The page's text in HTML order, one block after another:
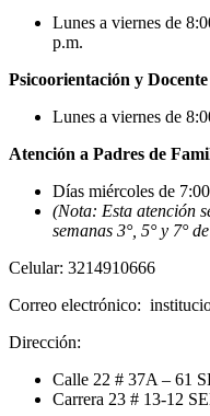
Lunes a viernes de
p.m.
Psicoorientación y
Lunes a viernes de
Atención a Padres de
Días miércoles de
(Nota: Esta atención
semanas 3°, 5° y 7°
Celular: 3214910666
Correo electrónico:
Dirección:
Calle 22 # 37A – 61
Carrera 23 # 13-12